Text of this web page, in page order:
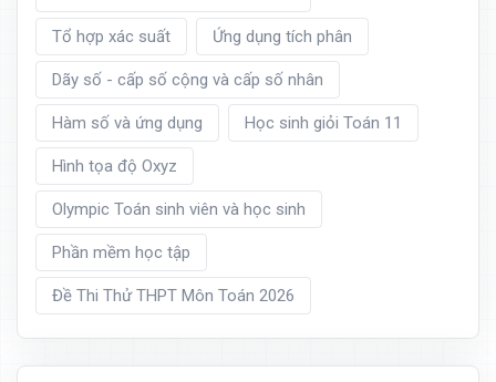
Tổ hợp xác suất Ứng dụng tích phân
Dãy số - cấp số cộng và cấp số nhân
Hàm số và ứng dụng Học sinh giỏi Toán 11
Hình tọa độ Oxyz
Olympic Toán sinh viên và học sinh
Phần mềm học tập
Đề Thi Thử THPT Môn Toán 2026